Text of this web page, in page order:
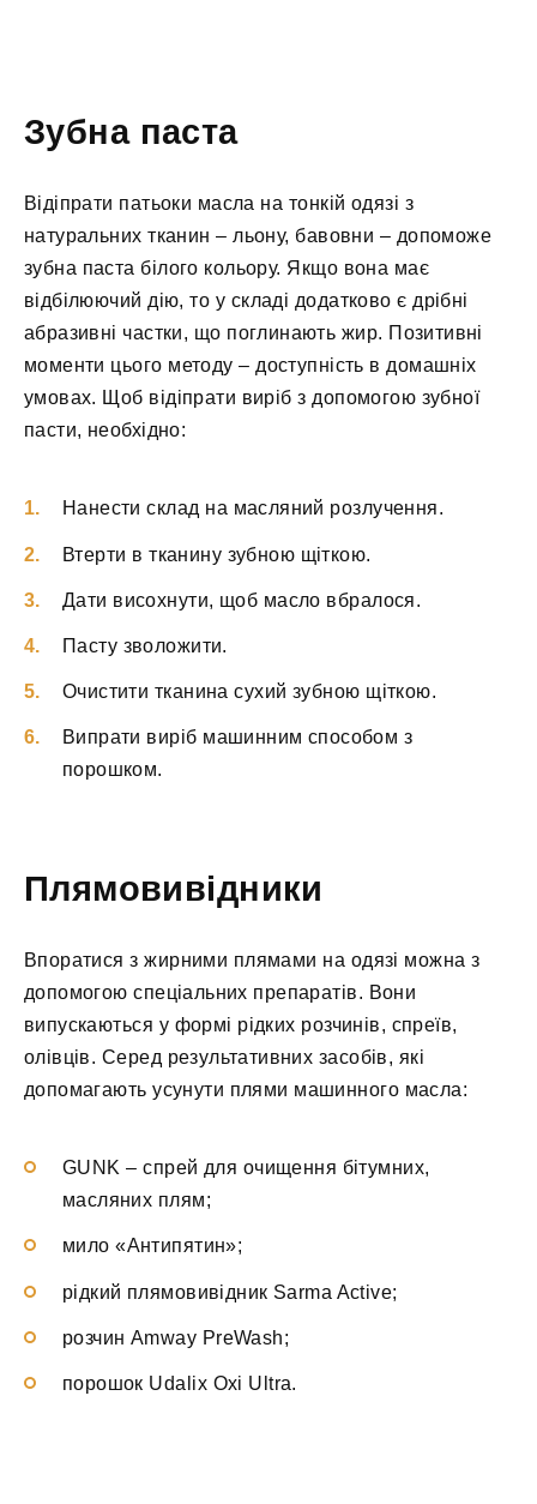
Зубна паста
Відіпрати патьоки масла на тонкій одязі з
натуральних тканин – льону, бавовни – допоможе
зубна паста білого кольору. Якщо вона має
відбілюючий дію, то у складі додатково є дрібні
абразивні частки, що поглинають жир. Позитивні
моменти цього методу – доступність в домашніх
умовах. Щоб відіпрати виріб з допомогою зубної
пасти, необхідно:
Нанести склад на масляний розлучення.
Втерти в тканину зубною щіткою.
Дати висохнути, щоб масло вбралося.
Пасту зволожити.
Очистити тканина сухий зубною щіткою.
Випрати виріб машинним способом з
порошком.
Плямовивідники
Впоратися з жирними плямами на одязі можна з
допомогою спеціальних препаратів. Вони
випускаються у формі рідких розчинів, спреїв,
олівців. Серед результативних засобів, які
допомагають усунути плями машинного масла:
GUNK – спрей для очищення бітумних,
масляних плям;
мило «Антипятин»;
рідкий плямовивідник Sarma Active;
розчин Amway PreWash;
порошок Udalix Oxi Ultra.